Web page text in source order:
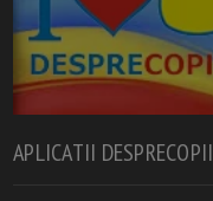
APLICATII DESPRECOPII